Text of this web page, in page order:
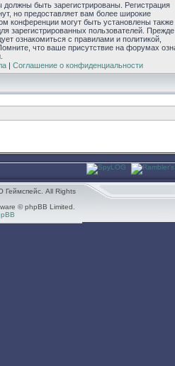
быть зарегистрированы. Регистрация
но предоставляет вам более широкие
конференции могут быть установлены также
зарегистрированных пользователей.
ознакомиться с правилами и политикой,
что ваше присутствие на форумах
| Соглашение о конфиденциальности
All Rights
© phpBB Limited.